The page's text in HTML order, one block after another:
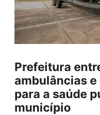
Prefeitura
ambulâncias
para a saúde
município